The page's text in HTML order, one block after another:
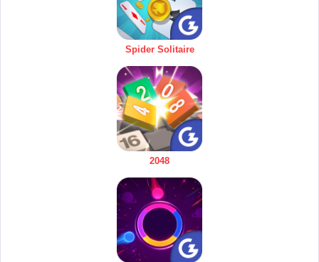
Spider Solitaire
2048